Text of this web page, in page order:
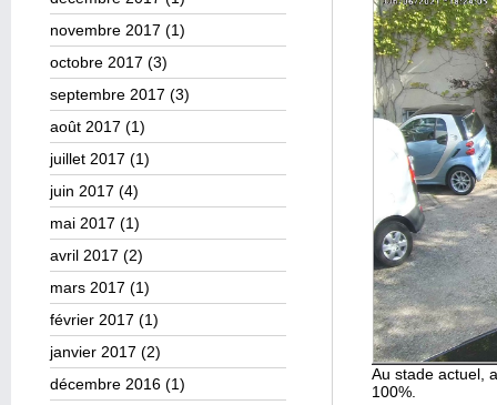
novembre 2017 (1)
octobre 2017 (3)
septembre 2017 (3)
août 2017 (1)
juillet 2017 (1)
juin 2017 (4)
mai 2017 (1)
avril 2017 (2)
mars 2017 (1)
février 2017 (1)
janvier 2017 (2)
décembre 2016 (1)
Au stade actuel,
100%.